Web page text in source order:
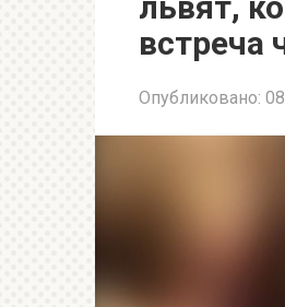
встреча
Опубликовано: